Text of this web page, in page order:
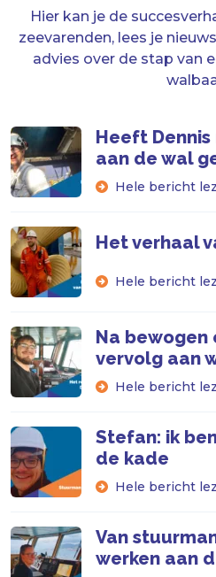
Hier kan je de
zeevarenden, lees je
advies over de stap van
Heeft
aan de wal
Hele bericht
Het verhaal
Hele bericht
Na bewogen
vervolg aan
Hele bericht
Stefan: ik
de kade
Hele bericht
Van
werken aan